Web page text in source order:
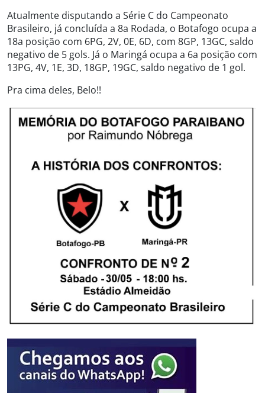
Atualmente disputando a Série C do Campeonato
Brasileiro, já concluída a 8a Rodada, o Botafogo ocupa a
18a posição com 6PG, 2V, 0E, 6D, com 8GP, 13GC, saldo
negativo de 5 gols. Já o Maringá ocupa a 6a posição com
13PG, 4V, 1E, 3D, 18GP, 19GC, saldo negativo de 1 gol.
Pra cima deles, Belo!!